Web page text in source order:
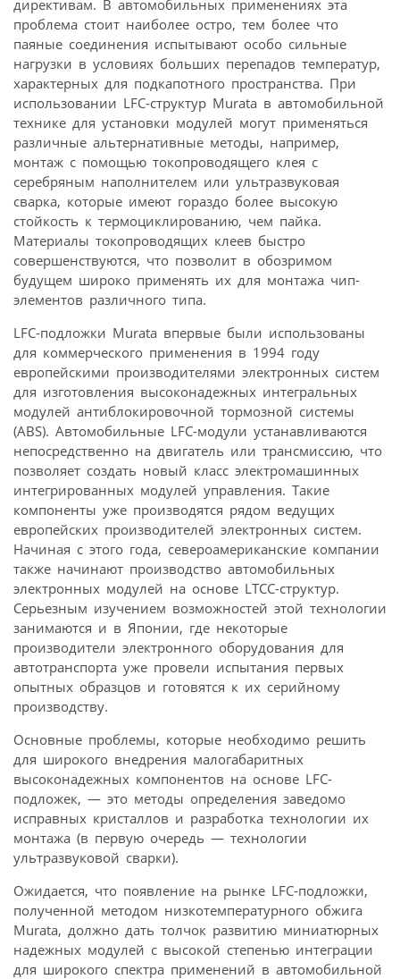
директивам. В автомобильных применениях эта
проблема стоит наиболее остро, тем более что
паяные соединения испытывают особо сильные
нагрузки в условиях больших перепадов температур,
характерных для подкапотного пространства. При
использовании LFC-структур Murata в автомобильной
технике для установки модулей могут применяться
различные альтернативные методы, например,
монтаж с помощью токопроводящего клея с
серебряным наполнителем или ультразвуковая
сварка, которые имеют гораздо более высокую
стойкость к термоциклированию, чем пайка.
Материалы токопроводящих клеев быстро
совершенствуются, что позволит в обозримом
будущем широко применять их для монтажа чип-
элементов различного типа.
LFC-подложки Murata впервые были использованы
для коммерческого применения в 1994 году
европейскими производителями электронных систем
для изготовления высоконадежных интегральных
модулей антиблокировочной тормозной системы
(ABS). Автомобильные LFC-модули устанавливаются
непосредственно на двигатель или трансмиссию, что
позволяет создать новый класс электромашинных
интегрированных модулей управления. Такие
компоненты уже производятся рядом ведущих
европейских производителей электронных систем.
Начиная с этого года, североамериканские компании
также начинают производство автомобильных
электронных модулей на основе LTCC-структур.
Серьезным изучением возможностей этой технологии
занимаются и в Японии, где некоторые
производители электронного оборудования для
автотранспорта уже провели испытания первых
опытных образцов и готовятся к их серийному
производству.
Основные проблемы, которые необходимо решить
для широкого внедрения малогабаритных
высоконадежных компонентов на основе LFC-
подложек, — это методы определения заведомо
исправных кристаллов и разработка технологии их
монтажа (в первую очередь — технологии
ультразвуковой сварки).
Ожидается, что появление на рынке LFC-подложки,
полученной методом низкотемпературного обжига
Murata, должно дать толчок развитию миниатюрных
надежных модулей с высокой степенью интеграции
для широкого спектра применений в автомобильной